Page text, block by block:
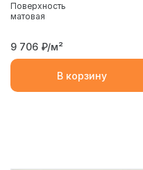
Поверхность
матовая
9 706 ₽/м²
В корзину